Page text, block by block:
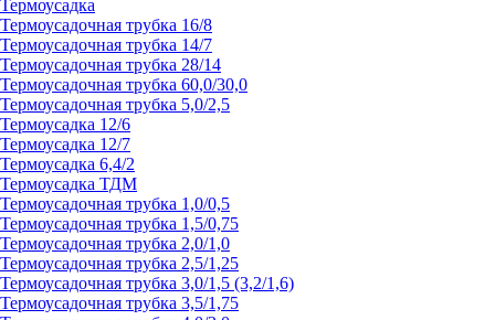
Термоусадка
Термоусадочная трубка 16/8
Термоусадочная трубка 14/7
Термоусадочная трубка 28/14
Термоусадочная трубка 60,0/30,0
Термоусадочная трубка 5,0/2,5
Термоусадка 12/6
Термоусадка 12/7
Термоусадка 6,4/2
Термоусадка ТДМ
Термоусадочная трубка 1,0/0,5
Термоусадочная трубка 1,5/0,75
Термоусадочная трубка 2,0/1,0
Термоусадочная трубка 2,5/1,25
Термоусадочная трубка 3,0/1,5 (3,2/1,6)
Термоусадочная трубка 3,5/1,75